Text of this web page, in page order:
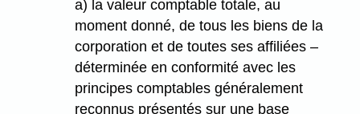
a) la valeur comptable totale, au
moment donné, de tous les biens de la
corporation et de toutes ses affiliées –
déterminée en conformité avec les
principes comptables généralement
reconnus présentés sur une base